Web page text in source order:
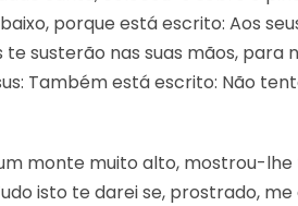
porque está escrito: Aos
susterão nas suas mãos, para
Também está escrito: Não
monte muito alto, mostrou-lhe
isto te darei se, prostrado,